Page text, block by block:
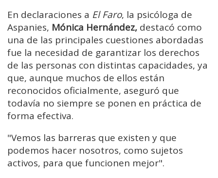
En declaraciones a El Faro, la psicóloga de
Aspanies, Mónica Hernández, destacó como
una de las principales cuestiones abordadas
fue la necesidad de garantizar los derechos
de las personas con distintas capacidades, ya
que, aunque muchos de ellos están
reconocidos oficialmente, aseguró que
todavía no siempre se ponen en práctica de
forma efectiva.
"Vemos las barreras que existen y que
podemos hacer nosotros, como sujetos
activos, para que funcionen mejor".